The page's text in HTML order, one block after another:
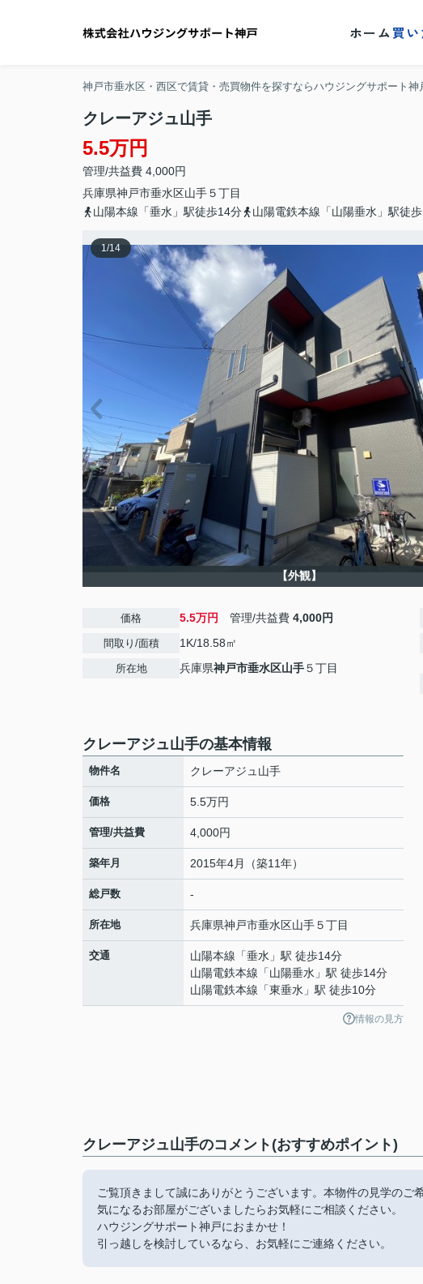
ホーム買
神戸市垂水区・西区で賃貸・売買物件を探すならハウジングサポート神
クレーアジュ山手
5.5万円
管理/共益費 4,000円
兵庫県神戸市垂水区山手５丁目
山陽本線「垂水」駅徒歩14分
山陽電鉄本線「山陽垂水」駅徒
1/14
【外観】
価格 5.5万円 管理/共益費 4,000円
間取り/面積 1K/18.58㎡
所在地 兵庫県神戸市垂水区山手５丁目
クレーアジュ山手の基本情報
物件名 クレーアジュ山手
価格 5.5万円
管理/共益費 4,000円
築年月 2015年4月（築11年）
総戸数 -
所在地 兵庫県神戸市垂水区山手５丁目
交通 山陽本線 「垂水 」駅 徒歩14分
山陽電鉄本線 「山陽垂水 」駅 徒歩14分
山陽電鉄本線 「東垂水 」駅 徒歩10分
情報の見方
クレーアジュ山手のコメント(おすすめポイント)
ご覧頂きまして誠にありがとうございます。本物件の見学の
気になるお部屋がございましたらお気軽にご相談ください。
ハウジングサポート神戸におまかせ！
引っ越しを検討しているなら、お気軽にご連絡ください。